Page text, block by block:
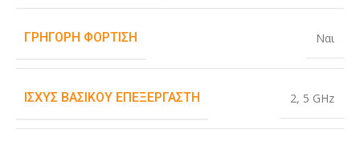
ΓΡΉΓΟΡΗ ΦΌΡΤΙΣΗ Ναι
ΙΣΧΎΣ ΒΑΣΙΚΟΎ ΕΠΕΞΕΡΓΑΣΤΉ 2, 5 GHz